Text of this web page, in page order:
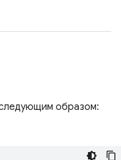
следующим образом: